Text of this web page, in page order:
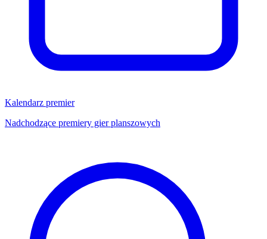
Kalendarz premier
Nadchodzące premiery gier planszowych